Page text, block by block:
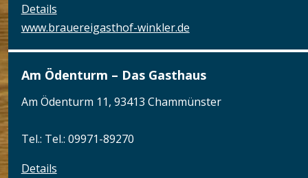
Details
www.brauereigasthof-winkler.de
Am Ödenturm – Das Gasthaus
Am Ödenturm 11, 93413 Chammünster
Tel.: Tel.: 09971-89270
Details